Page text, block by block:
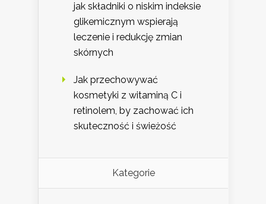
jak składniki o niskim indeksie
glikemicznym wspierają
leczenie i redukcję zmian
skórnych
Jak przechowywać
kosmetyki z witaminą C i
retinolem, by zachować ich
skuteczność i świeżość
Kategorie